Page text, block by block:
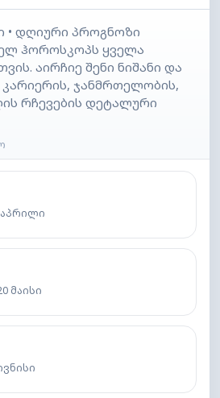
• დღიური პროგნოზი
ჰოროსკოპს ყველა
აირჩიე შენი ნიშანი და
კარიერის, ჯანმრთელობის,
რჩევების დეტალური
აპრილი
მაისი